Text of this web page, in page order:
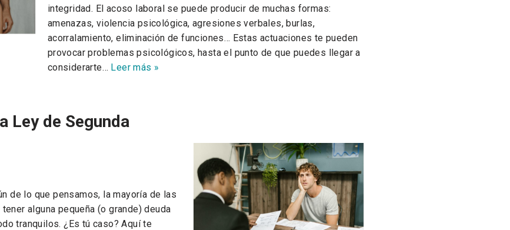
integridad. El acoso laboral se puede producir de muchas formas:
amenazas, violencia psicológica, agresiones verbales, burlas,
acorralamiento, eliminación de funciones… Estas actuaciones te pueden
provocar problemas psicológicos, hasta el punto de que puedes llegar a
considerarte… Leer más »
Ley de Segunda
de lo que pensamos, la mayoría de las
alguna pequeña (o grande) deuda
tranquilos. ¿Es tú caso? Aquí te